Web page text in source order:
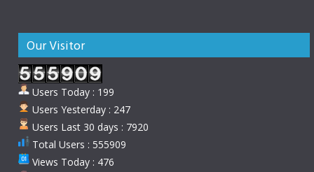
Our Visitor
Users Today : 199
Users Yesterday : 247
Users Last 30 days : 7920
Total Users : 555909
Views Today : 476